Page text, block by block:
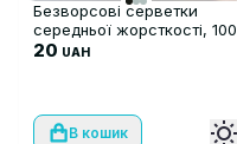
Безворсові серветки
середньої жорсткості, 100
шт
20 UAH
В кошик